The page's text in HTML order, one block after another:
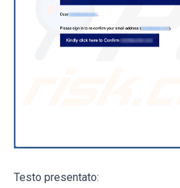
Testo presentato: